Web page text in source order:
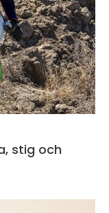
stig och